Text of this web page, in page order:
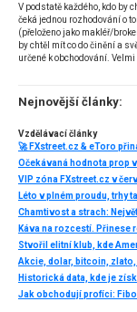
V podstatě každého, kdo by
čeká jednou rozhodování o
(přeloženo jako makléř/
by chtěl mít co do činění a
určené k obchodování.
několik příkladů
Nejnovější články:
Vzdělávací články
Očekávaná hodnota prop
VIP zóna FXstreet.cz v
Káva na rozcestí. Přinese
Akcie, dolar, bitcoin,